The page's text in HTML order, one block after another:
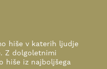
hiše v katerih ljudje
Z dolgoletnimi
hiše iz najboljšega